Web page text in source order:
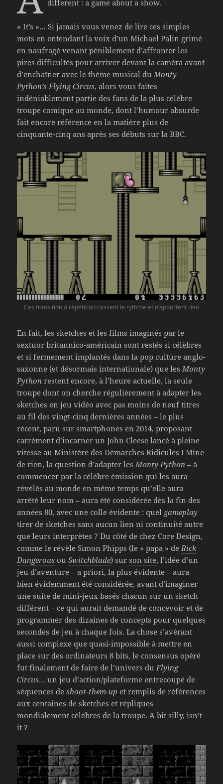
different : a game about a show.
« It’s »… Si jamais vous venez de lire ces simples
mots en entendant la voix d’un Michael Palin grimé
en naufragé venant péniblement d’affronter les
pires difficultés pour arriver devant la caméra avant
d’enchaîner avec le thème musical duMonty
Python’s Flying Circus, alors vous faites
indéniablement partie des fans de la plus célèbre
troupe comique au monde, dont l’humour absurde
fait encore référence en la matière plus de
cinquante-cinq ans après ses débuts sur la BBC.
Ces transition à répétition cassent le rythme et n’apportent rien
En fait, les sketches et les films imaginés par le
sextuor britannico-américain sont restés si célèbres
et si fermement implantés dans la pop culture anglo-
saxonne (et désormais internationale) que les Monty
Python restent encore, à l’heure actuelle, la seule
troupe dont on cherche régulièrement à adapter les
sketches en jeu vidéo avec pas moins de neuf titres
au fil des vingt-cinq dernières années – le plus
récent, paru sur smartphones en 2014, proposant
carrément d’incarner un John Cleese lancé à pleine
vitesse au Ministère des Démarches Ridicules ! Mine
de rien, la question d’adapter les Monty Python – à
commencer par la célèbre émission qui les aura
révélés au monde en même temps qu’elle aura
arrêté leur nom – aura été considérée dès la fin des
années 80, avec une colle évidente : quel gameplay
tirer de sketches sans aucun lien ni continuité autre
que leurs interprètes ? Du côté de chez Core Design,
comme le révèle Simon Phipps (le « papa » de Rick
Dangerous ouSwitchblade) surson site, l’idée d’un
jeu d’aventure – a priori, la plus évidente – aura
bien évidemment été considérée, avant d’imaginer
une suite de mini-jeux basés chacun sur un sketch
différent – ce qui aurait demandé de concevoir et de
programmer des dizaines de concepts pour quelques
secondes de jeu à chaque fois. La chose s’avérant
aussi complexe que quasi-impossible à mettre en
place sur des ordinateurs 8 bits, le consensus opéré
fut finalement de faire de l’univers du Flying
Circus… un jeu d’action/plateforme entrecoupé de
séquences deshoot-them-up et remplis de références
aux centaines de sketches et répliques
mondialement célèbres de la troupe. A bit silly, isn’t
it ?